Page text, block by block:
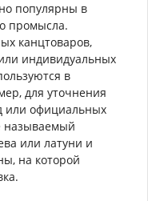
популярны в
промысла.
канцтоваров,
индивидуальных
в
для уточнения
или официальных
называемый
или латуни и
на которой